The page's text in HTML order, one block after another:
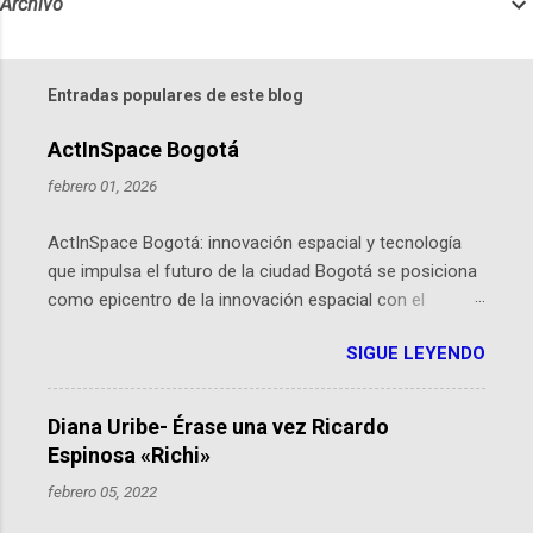
Entradas populares de este blog
ActInSpace Bogotá
febrero 01, 2026
ActInSpace Bogotá: innovación espacial y tecnología
que impulsa el futuro de la ciudad Bogotá se posiciona
como epicentro de la innovación espacial con el
hackathon global que convierte tecnologías de la
Agencia Espacial Europea en soluciones prácticas para
la vida cotidiana. Este evento, organizado por el
Planetario de Bogotá del Idartes y la Universidad de los
Andes, reúne a expertos como el presidente de Airbus
Colombia y líderes del sector aeroespacial para inspirar
SIGUE LEYENDO
Diana Uribe- Érase una vez Ricardo
Espinosa «Richi»
febrero 05, 2022